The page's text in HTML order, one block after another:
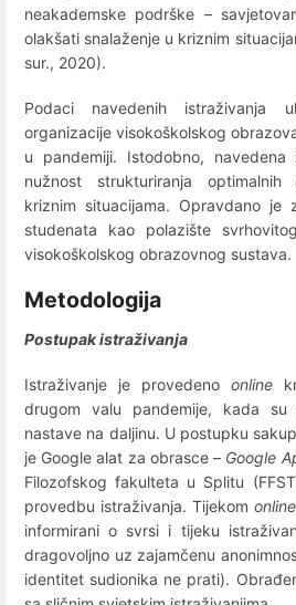
neakademske podrške –
olakšati snalaženje u kriznim
sur., 2020).
Podaci navedenih istraživanja
organizacije visokoškolskog
u pandemiji. Istodobno, navedena
nužnost strukturiranja
kriznim situacijama. Opravdano je
studenata kao polazište
visokoškolskog obrazovnog sustava.
Metodologija
Postupak istraživanja
Istraživanje je provedeno online
drugom valu pandemije, kada su
nastave na daljinu. U postupku
je Google alat za obrasce – Google
Filozofskog fakulteta u Splitu
provedbu istraživanja. Tijekom online
informirani o svrsi i tijeku
dragovoljno uz zajamčenu
identitet sudionika ne prati).